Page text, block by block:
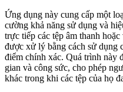
Ứng dụng này cung cấp một
cường khả năng sử dụng và
trực tiếp các tệp âm thanh
được xử lý bằng cách sử dụng
điểm chính xác. Quá trình này
gian và công sức, cho phép
khác trong khi các tệp của họ